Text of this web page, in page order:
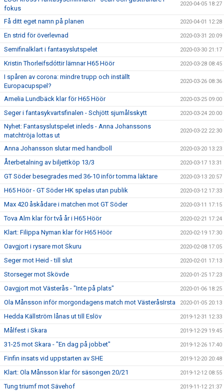
fokus
2020-04-05 18:27
Få ditt eget namn på planen 2020-04-01 12:28
En strid för överlevnad 2020-03-31 20:09
Semifinalklart i fantasyslutspelet 2020-03-30 21:17
Kristin Thorleifsdóttir lämnar H65 Höör 2020-03-28 08:45
I spåren av corona: mindre trupp och inställt
Europacupspel?
2020-03-26 08:36
Amelia Lundbäck klar för H65 Höör 2020-03-25 09:00
Seger i fantasykvartsfinalen - Schjött sjumålsskytt 2020-03-24 20:00
Nyhet: Fantasyslutspelet inleds - Anna Johanssons
matchtröja lottas ut
2020-03-22 22:30
Anna Johansson slutar med handboll 2020-03-20 13:23
Återbetalning av biljettköp 13/3 2020-03-17 13:31
GT Söder besegrades med 36-10 inför tomma läktare 2020-03-13 20:57
H65 Höör - GT Söder HK spelas utan publik 2020-03-12 17:33
Max 420 åskådare i matchen mot GT Söder 2020-03-11 17:15
Tova Alm klar för två år i H65 Höör 2020-02-21 17:24
Klart: Filippa Nyman klar för H65 Höör 2020-02-19 17:30
Oavgjort i rysare mot Skuru 2020-02-08 17:05
Seger mot Heid - till slut 2020-02-01 17:13
Storseger mot Skövde 2020-01-25 17:23
Oavgjort mot Västerås - "Inte på plats" 2020-01-06 18:25
Ola Månsson inför morgondagens match mot VästeråsIrsta 2020-01-05 20:13
Hedda Källström lånas ut till Eslöv 2019-12-31 12:33
Målfest i Skara 2019-12-29 19:45
31-25 mot Skara - "En dag på jobbet" 2019-12-26 17:40
Finfin insats vid uppstarten av SHE 2019-12-20 20:48
Klart: Ola Månsson klar för säsongen 20/21 2019-12-12 08:55
Tung triumf mot Sävehof 2019-11-12 21:37